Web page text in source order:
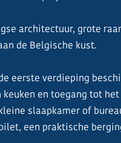
architectuur, grote
de Belgische kust.
eerste verdieping
en toegang tot
slaapkamer of
een praktische